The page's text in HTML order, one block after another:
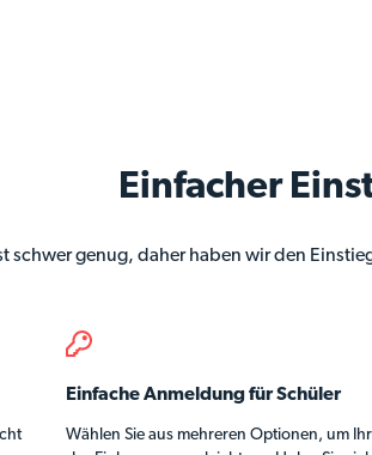
Einfacher
schwer genug, daher haben wir den
Einfache Anmeldung für Schüler
Wählen Sie aus mehreren Optionen, um